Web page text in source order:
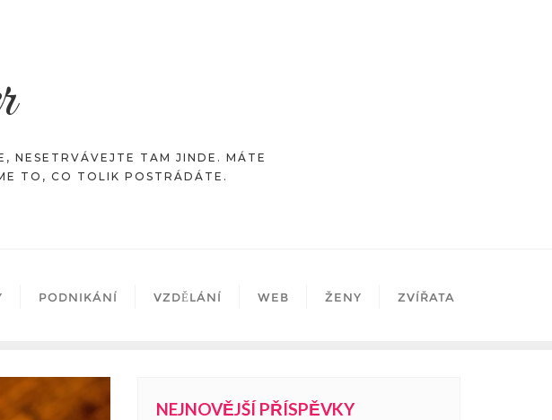
NESETRVÁVEJTE TAM JINDE. MÁTE
TO, CO TOLIK POSTRÁDÁTE.
PODNIKÁNÍ VZDĚLÁNÍ WEB ŽENY ZVÍŘATA
NEJNOVĚJŠÍ PŘÍSPĚVKY